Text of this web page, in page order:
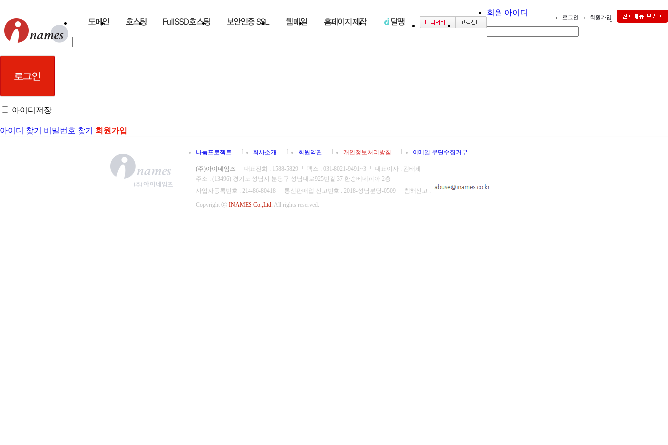
로그인 | 회원가입
회원 아이디
아이디저장
아이디 찾기 비밀번호 찾기 회원가입
나눔프로젝트 회사소개 회원약관 개인정보처리방침 이메일 무단수집거부
(주)아이네임즈 대표전화 : 1588-5829 팩스 : 031-8021-9491~3
대표이사 : 김태제
주소 : (13496) 경기도 성남시 분당구 성남대로925번길 37 한승베네피아 2층
사업자등록번호 : 214-86-80418
통신판매업 신고번호 : 2018-성남분당-0509
침해신고 :
Copyright ⓒ INAMES Co.,Ltd. All rights reserved.